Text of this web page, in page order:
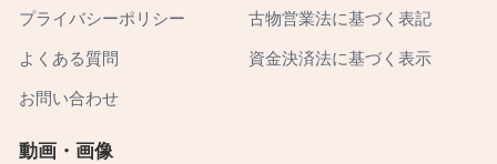
プライバシーポリシー
よくある質問
お問い合わせ
古物営業法に基づく表記
資金決済法に基づく表示
動画・画像